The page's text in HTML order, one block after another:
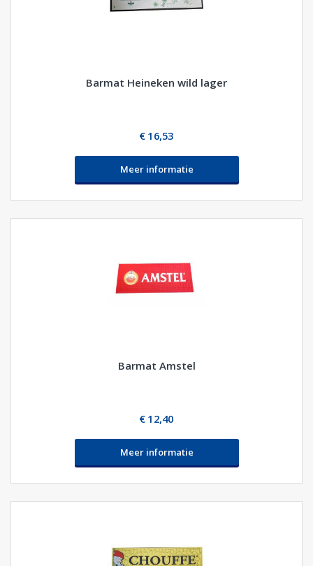
Barmat Heineken wild lager
€ 16,53
Meer informatie
Barmat Amstel
€ 12,40
Meer informatie